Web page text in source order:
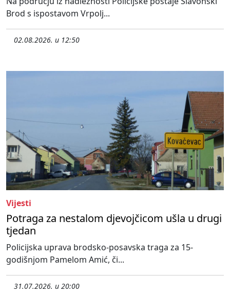
Brod s ispostavom Vrpolj...
02.08.2026. u 12:50
Vijesti
Potraga za nestalom djevojčicom ušla u drugi
tjedan
Policijska uprava brodsko-posavska traga za 15-
godišnjom Pamelom Amić, či...
31.07.2026. u 20:00